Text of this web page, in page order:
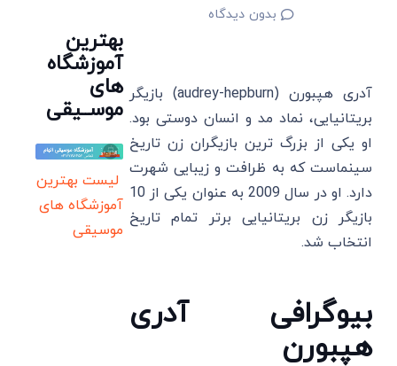
بدون دیدگاه
آدری هپبورن (audrey-hepburn) بازیگر
بریتانیایی، نماد مد و انسان ‌دوستی بود.
او یکی از بزرگ ترین بازیگران زن تاریخ
سینماست که به ظرافت و زیبایی شهرت
دارد. او در سال 2009 به عنوان یکی از 10
بازیگر زن بریتانیایی برتر تمام تاریخ
انتخاب شد.
بیوگرافی آدری
هپبورن
بهترین
آموزشگاه
های
موســیقی
لیست بهترین
آموزشگاه های
موسیقی